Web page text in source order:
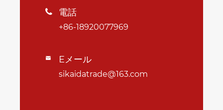
 電話
+86-18920077969
 Eメール
sikaidatrade@163.com